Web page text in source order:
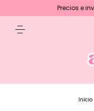
Precios e
Inicio